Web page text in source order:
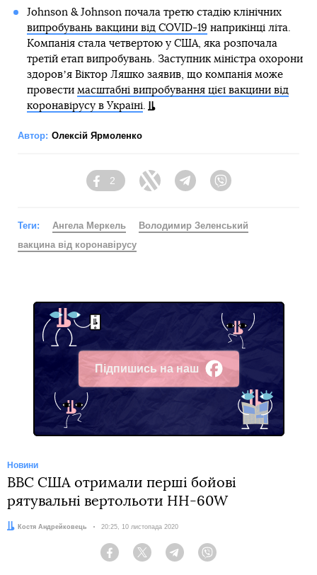
Johnson & Johnson почала третю стадію клінічних
випробувань вакцини від COVID-19 наприкінці літа.
Компанія стала четвертою у США, яка розпочала
третій етап випробувань. Заступник міністра охорони
здоровʼя Віктор Ляшко заявив, що компанія може
провести масштабні випробування цієї вакцини від
коронавірусу в Україні.
Автор: Олексій Ярмоленко
Facebook
2
Twitter Telegram
Теги: Ангела Меркель
Володимир Зеленський
вакцина від коронавірусу
Підпишись на наш
Facebook
Новини
ВВС США отримали перші бойові
рятувальні вертольоти HH-60W
Автор:Костя Андрейковець Дата:
20:25, 10 листопада 2020
Facebook Twitter Telegram